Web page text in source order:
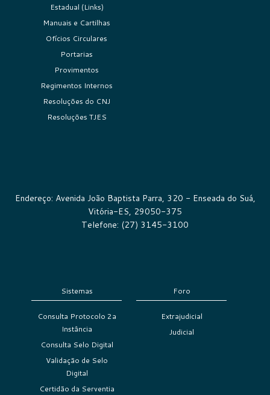
Estadual (Links)
Manuais e Cartilhas
Ofícios Circulares
Portarias
Provimentos
Regimentos Internos
Resoluções do CNJ
Resoluções TJES
Endereço: Avenida João Baptista Parra, 320 - Enseada do Suá,
Vitória-ES, 29050-375
Telefone: (27) 3145-3100
Sistemas
Consulta Protocolo 2a
Instância
Consulta Selo Digital
Validação de Selo
Digital
Certidão da Serventia
Foro
Extrajudicial
Judicial